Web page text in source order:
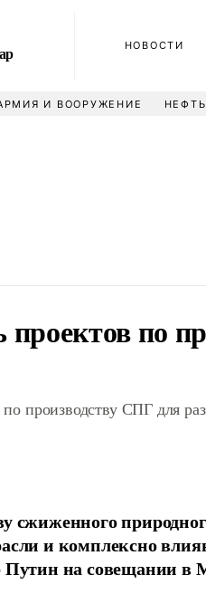
НОВОСТИ
И ВООРУЖЕНИЕ
по
производству СПГ для
и комплексно
Путин на совещании в